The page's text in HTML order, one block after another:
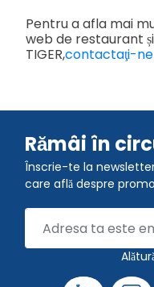
Pentru a afla mai
web de restaurant
TIGER,contactaţi-ne
Rămâi în
Înscrie-te la
care află despre